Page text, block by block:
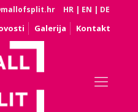
HR | EN | DE
Galerija Kontakt